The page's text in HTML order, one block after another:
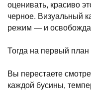
оценивать, красиво
черное. Визуальный
режим — и
Тогда на первый
Вы перестаете
каждой бусины,